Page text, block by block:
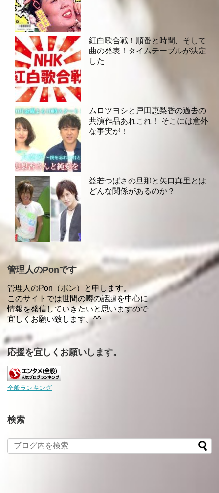
紅白歌合戦！順番と時間、そして
曲の発表！タイムテーブルが決定
した
ムロツヨシと戸田恵梨香の過去の
共演作品あれこれ！ そこには意外
な事実が！
益若つばさの旦那と矢口真里とは
どんな関係があるのか？
管理人のPonです
管理人のPon（ポン）と申します。
このサイトでは世間の噂の話題を中心に
情報を発信していきたいと思いますので
宜しくお願い致します。^^
応援を宜しくお願いします。
全般ランキング
検索